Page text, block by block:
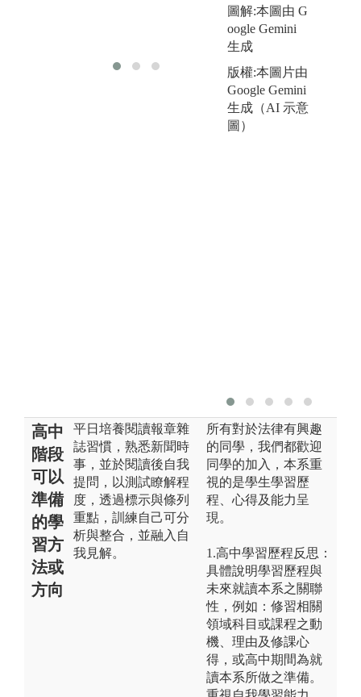
養解決實際法
律問題的能
力。
圖解:本圖由 G
oogle Gemini
生成
版權:本圖片由
Google Gemini
生成（AI 示意
圖）
高中
階段
可以
準備
的學
習方
法或
方向
平日培養閱讀報章雜
誌習慣，熟悉新聞時
事，並於閱讀後自我
提問，以測試瞭解程
度，透過標示與條列
重點，訓練自己可分
析與整合，並融入自
我見解。
所有對於法律有興趣
的同學，我們都歡迎
同學的加入，本系重
視的是學生學習歷
程、心得及能力呈
現。
1.高中學習歷程反思：
具體說明學習歷程與
未來就讀本系之關聯
性，例如：修習相關
領域科目或課程之動
機、理由及修課心
得，或高中期間為就
讀本系所做之準備。